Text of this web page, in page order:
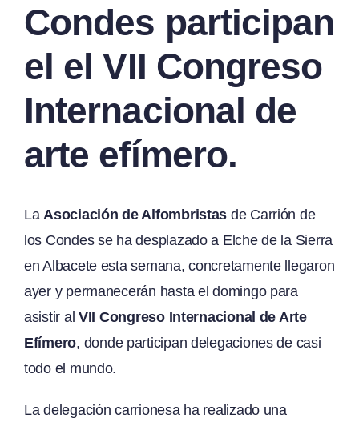
Condes participan
el el VII Congreso
Internacional de
arte efímero.
La Asociación de Alfombristas de Carrión de
los Condes se ha desplazado a Elche de la Sierra
en Albacete esta semana, concretamente llegaron
ayer y permanecerán hasta el domingo para
asistir alVII Congreso Internacional de Arte
Efímero, donde participan delegaciones de casi
todo el mundo.
La delegación carrionesa ha realizado una